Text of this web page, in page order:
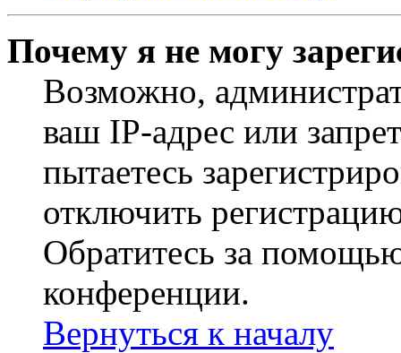
Почему я не могу
Возможно,
ваш IP-адрес или
пытаетесь
отключить
Обратитесь за
конференции.
Вернуться к началу